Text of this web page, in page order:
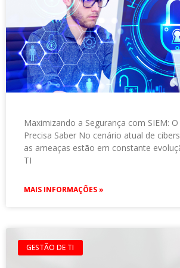
Maximizando a Segurança com SIEM:
Precisa Saber No cenário atual de
as ameaças estão em constante
TI
MAIS INFORMAÇÕES »
GESTÃO DE TI